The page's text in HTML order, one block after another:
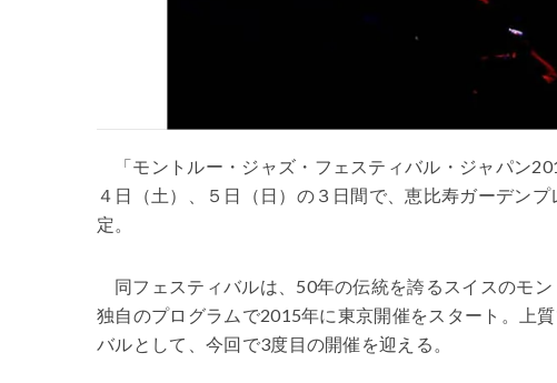
「モントルー・ジャズ・フェスティバル・ジャパン
４日（土）、５日（日）の３日間で、恵比寿ガーデン
定。
同フェスティバルは、50年の伝統を誇るスイスのモ
独自のプログラムで2015年に東京開催をスタート。上
バルとして、今回で3度目の開催を迎える。